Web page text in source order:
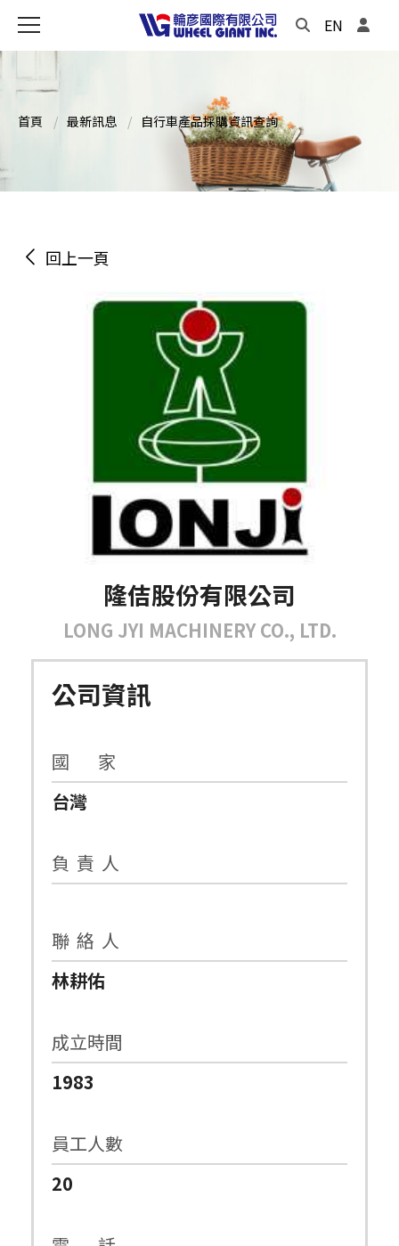
EN
首頁 最新訊息 自行車產品採購資訊查詢
回上一頁
隆佶股份有限公司
LONG JYI MACHINERY CO., LTD.
公司資訊
國 家
台灣
負 責 人
聯 絡 人
林耕佑
成立時間
1983
員工人數
20